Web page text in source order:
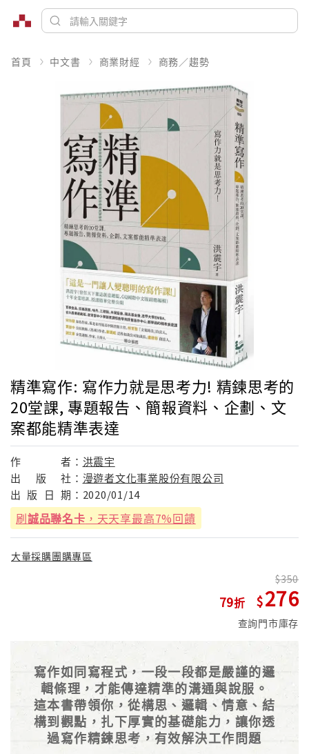
首頁 中文書 商業財經 商務／趨勢
精準寫作: 寫作力就是思考力! 精鍊思考的
20堂課, 專題報告、簡報資料、企劃、文
案都能精準表達
作 者： 洪震宇
出
版 社： 漫遊者文化事業股份有限公司
出 版 日 期： 2020/01/14
刷誠品聯名卡 ，天天享最高7%回饋
大量採購團購專區
79
350
276
查詢門市庫存
寫作如同寫程式，一段一段都是嚴謹的邏
輯條理，才能傳達精準的溝通與說服。
這本書帶領你，從構思、邏輯、情意、結
構到觀點，扎下厚實的基礎能力，讓你透
過寫作精鍊思考，有效解決工作問題